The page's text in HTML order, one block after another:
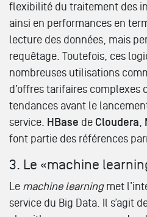
flexibilité du traitement des
ainsi en performances en
lecture des données, mais
requêtage. Toutefois, ces
nombreuses utilisations
d’offres tarifaires complexes
tendances avant le
service. HBase de Cloudera,
font partie des références
3. Le «machine
Le machine learningmet
service du Big Data. Il s’agit